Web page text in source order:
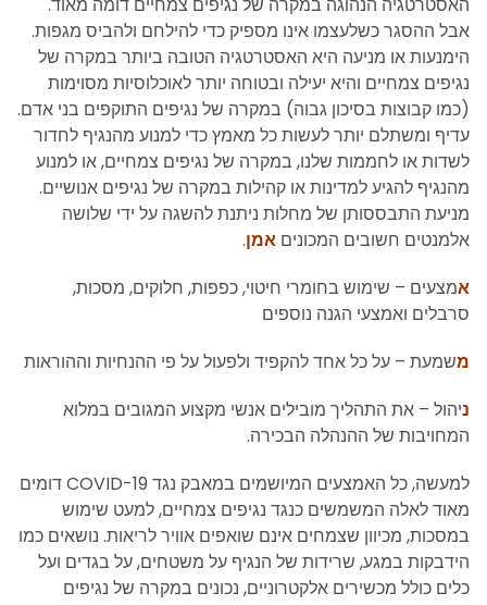
אבל ההסגר כשלעצמו אינו מספיק כדי להילחם ולהביס מגפות.
הימנעות או מניעה היא האסטרטגיה הטובה ביותר במקרה של
נגיפים צמחיים והיא יעילה ובטוחה יותר לאוכלוסיות מסוימות
(כמו קבוצות בסיכון גבוה) במקרה של נגיפים התוקפים בני אדם.
עדיף ומשתלם יותר לעשות כל מאמץ כדי למנוע מהנגיף לחדור
לשדות או לחממות שלנו, במקרה של נגיפים צמחיים, או למנוע
מהנגיף להגיע למדינות או קהילות במקרה של נגיפים אנושיים.
מניעת התבססותן של מחלות ניתנת להשגה על ידי שלושה
אלמנטים חשובים המכונים אמן.
אמצעים – שימוש בחומרי חיטוי, כפפות, חלוקים, מסכות,
סרבלים ואמצעי הגנה נוספים
משמעת – על כל אחד להקפיד ולפעול על פי ההנחיות וההוראות
ניהול – את התהליך מובילים אנשי מקצוע המגובים במלוא
המחויבות של ההנהלה הבכירה.
למעשה, כל האמצעים המיושמים במאבק נגד COVID-19 דומים
מאוד לאלה המשמשים כנגד נגיפים צמחיים, למעט שימוש
במסכות, מכיוון שצמחים אינם שואפים אוויר לריאות. נושאים כמו
הידבקות במגע, שרידות של הנגיף על משטחים, על בגדים ועל
כלים כולל מכשירים אלקטרוניים, נכונים במקרה של נגיפים